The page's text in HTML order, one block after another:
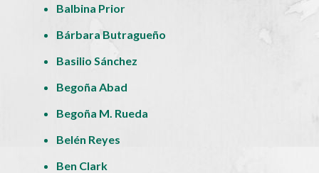
Balbina Prior
Bárbara Butragueño
Basilio Sánchez
Begoña Abad
Begoña M. Rueda
Belén Reyes
Ben Clark